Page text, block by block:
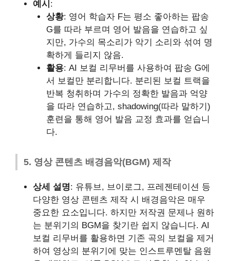
예시 :
상황: 영어 학습자 F는 평소 좋아하는 팝송
G를 따라 부르며 영어 발음을 연습하고 싶
지만, 가수의 목소리가 악기 소리와 섞여 명
확하게 들리지 않음.
활용: AI 보컬 리무버를 사용하여 팝송 G에
서 보컬만 분리합니다. 분리된 보컬 트랙을
반복 청취하며 가수의 정확한 발음과 억양
을 따라 연습하고, shadowing(따라 말하기)
훈련을 통해 영어 발음 교정 효과를 얻습니
다.
5. 영상 콘텐츠 배경음악(BGM) 제작
상세 설명: 유튜브, 브이로그, 프레젠테이션 등
다양한 영상 콘텐츠 제작 시 배경음악은 매우
중요한 요소입니다. 하지만 저작권 문제나 원하
는 분위기의 BGM을 찾기란 쉽지 않습니다. AI
보컬 리무버를 활용하면 기존 곡의 보컬을 제거
하여 영상의 분위기에 맞는 인스트루멘탈 음원